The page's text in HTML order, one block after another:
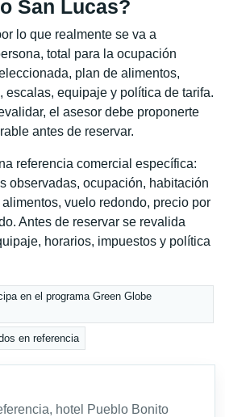
San Lucas?
lo que realmente se va a
total para la ocupación
plan de alimentos,
escalas, equipaje y política de tarifa.
el asesor debe proponerte
antes de reservar.
referencia comercial específica:
observadas, ocupación, habitación
vuelo redondo, precio por
Antes de reservar se revalida
horarios, impuestos y política
en el programa Green Globe
en referencia
hotel Pueblo Bonito